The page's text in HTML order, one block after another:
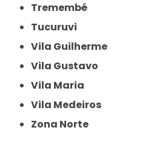
Tremembé
Tucuruvi
Vila Guilherme
Vila Gustavo
Vila Maria
Vila Medeiros
Zona Norte